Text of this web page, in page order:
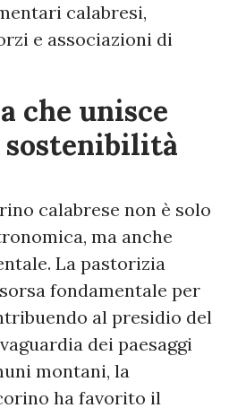
calabresi,
e associazioni di
che unisce
calabrese non è solo
ma anche
La pastorizia
fondamentale per
al presidio del
dei paesaggi
montani, la
ha favorito il